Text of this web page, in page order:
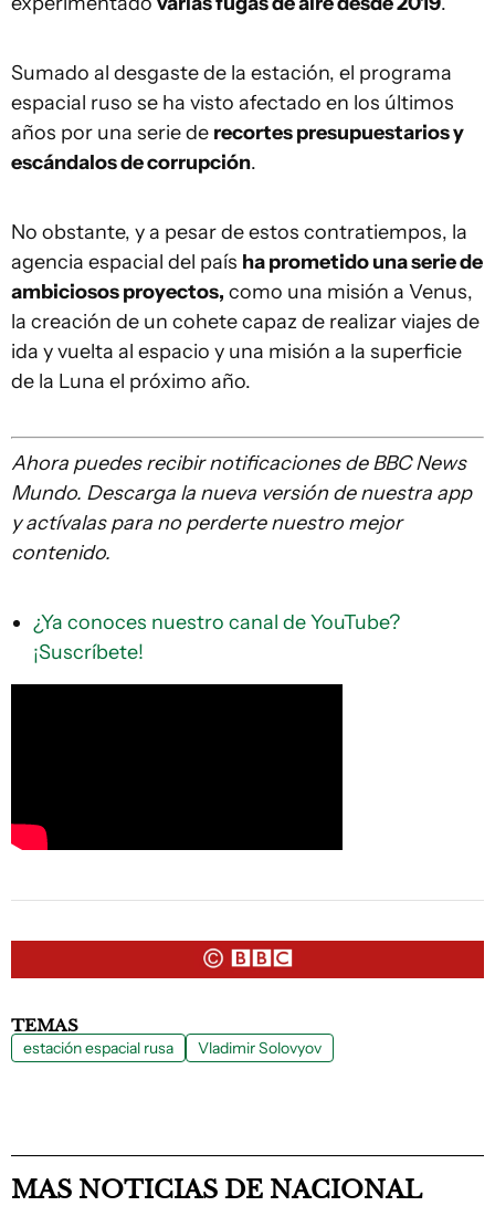
Sumado al desgaste de la estación, el programa
espacial ruso se ha visto afectado en los últimos
años por una serie de recortes presupuestariosy
escándalos de corrupción.
No obstante, y a pesar de estos contratiempos, la
agencia espacial del país ha prometido una serie de
ambiciosos proyectos, como una misión a Venus,
la creación de un cohete capaz de realizar viajes de
ida y vuelta al espacio y una misión a la superficie
de la Luna el próximo año.
Ahora puedes recibir notificaciones de BBC News
Mundo. Descarga la nueva versión de nuestra app
y actívalas para no perderte nuestro mejor
contenido.
¿Ya conoces nuestro canal de YouTube?
¡Suscríbete!
TEMAS
estación espacial rusa Vladimir Solovyov
MAS NOTICIAS DE NACIONAL